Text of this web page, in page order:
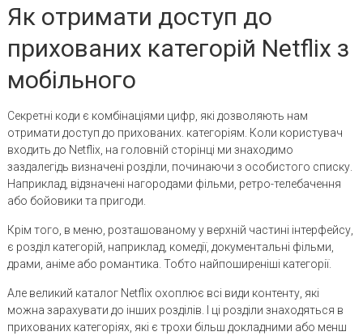
Як отримати доступ до
прихованих категорій Netflix з
мобільного
Секретні коди є комбінаціями цифр, які дозволяють нам
отримати доступ до прихованих. категоріям. Коли користувач
входить до Netflix, на головній сторінці ми знаходимо
заздалегідь визначені розділи, починаючи з особистого списку.
Наприклад, відзначені нагородами фільми, ретро-телебачення
або бойовики та пригоди.
Крім того, в меню, розташованому у верхній частині інтерфейсу,
є розділ категорій, наприклад, комедії, документальні фільми,
драми, аніме або романтика. Тобто найпоширеніші категорії.
Але великий каталог Netflix охоплює всі види контенту, які
можна зарахувати до інших розділів. І ці розділи знаходяться в
прихованих категоріях, які є трохи більш докладними або менш